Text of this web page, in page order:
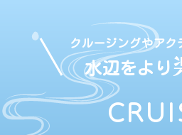
クルージングやアク
水辺をより